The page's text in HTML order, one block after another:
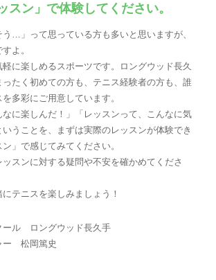
スン」で体験してください。
う…」って思っている方も多いと思いますが、
よ。
に楽しめるスポーツです。ロングウッド長久
たく初めての方も、テニス経験者の方も、誰
多彩にご用意しています。
なに楽しんだ！」「レッスンって、こんなに気
うことを、まずは実際のレッスンが体験でき
」で感じてみてください。
スンに対する疑問や不安を確かめてくださ
テニスを楽しみましょう！
ール ロングウッド長久手
ー 松岡篤史